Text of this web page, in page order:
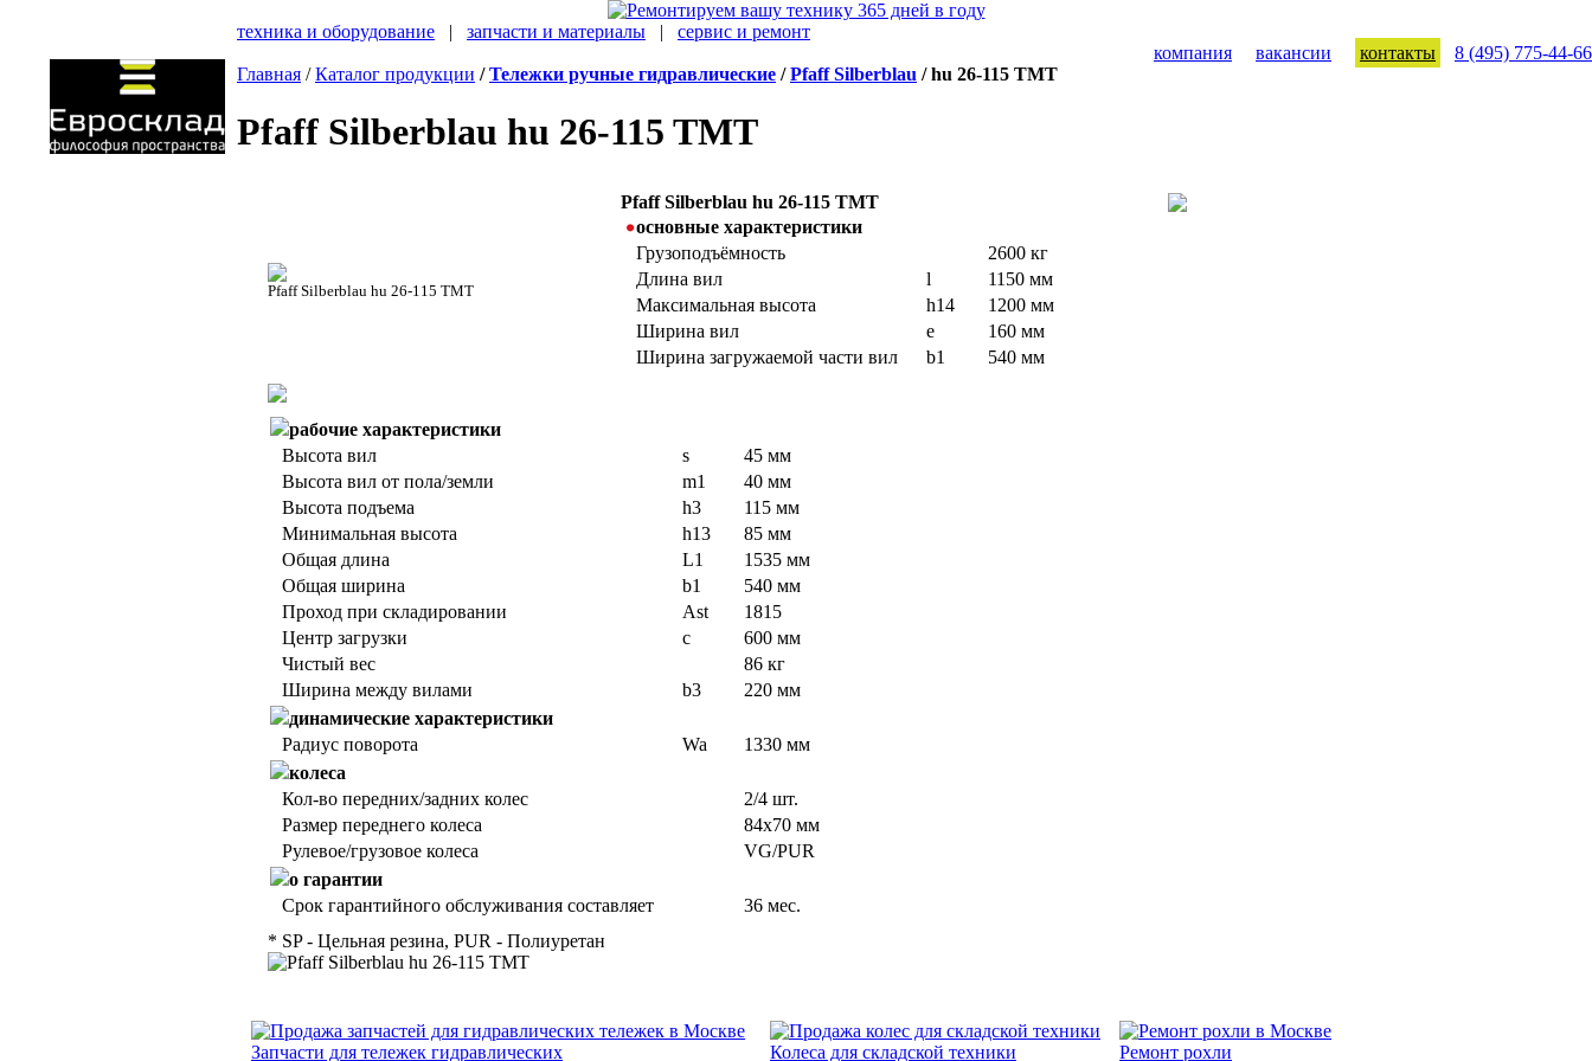
техника и оборудование | запчасти и материалы |
сервис и ремонт
компания
вакансии контакты
8 (495) 775-44-66
Главная /Каталог продукции /Тележки ручные гидравлические /Pfaff Silberblau / hu 26-115 TMT
Pfaff Silberblau hu 26-115 TMT
Pfaff Silberblau hu 26-115 TMT
Pfaff Silberblau hu 26-115 TMT
основные характеристики
Грузоподъёмность
2600 кг
Длина вил
l
1150 мм
Максимальная высота
h14
1200 мм
Ширина вил
e
160 мм
Ширина загружаемой части вил
b1 540 мм
рабочие характеристики
Высота вил
s
45 мм
Высота вил от пола/земли
m1
40 мм
Высота подъема
h3
115 мм
Минимальная высота
h13
85 мм
Общая длина
L1
1535 мм
Общая ширина
b1
540 мм
Проход при складировании
Ast
1815
Центр загрузки
c
600 мм
Чистый вес
86 кг
Ширина между вилами
b3
220 мм
динамические характеристики
Радиус поворота
Wa
1330 мм
колеса
Кол-во передних/задних колес
2/4 шт.
Размер переднего колеса
84x70 мм
Рулевое/грузовое колеса
VG/PUR
о гарантии
Срок гарантийного обслуживания составляет
36 мес.
* SP - Цельная резина, PUR - Полиуретан
Запчасти для тележек гидравлических Колеса для складской техники Ремонт рохли